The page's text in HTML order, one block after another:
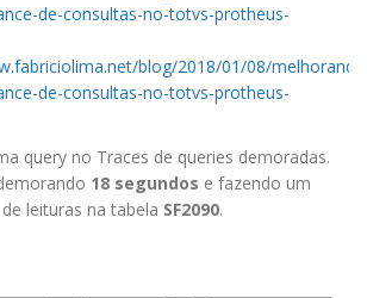
de-consultas-no-totvs-protheus-
blog/2018/01/08/
de-consultas-no-totvs-protheus-
query no Traces de queries demoradas.
18 segundos e fazendo um
leituras na tabela SF2090.